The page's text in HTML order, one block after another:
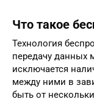
Что такое
Технология
передачу данных
исключается
между ними в
быть от